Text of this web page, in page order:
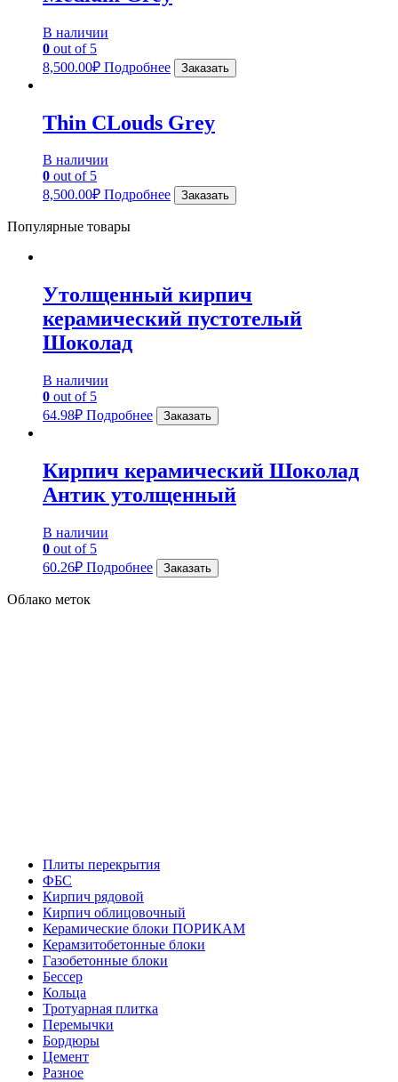
В наличии
0 out of 5
8,500.00₽ Подробнее Заказать
Thin CLouds Grey
В наличии
0 out of 5
8,500.00₽ Подробнее Заказать
Популярные товары
Утолщенный кирпич
керамический пустотелый
Шоколад
В наличии
0 out of 5
64.98₽ Подробнее Заказать
Кирпич керамический Шоколад
Антик утолщенный
В наличии
0 out of 5
60.26₽ Подробнее Заказать
Облако меток
Плиты перекрытия
ФБС
Кирпич рядовой
Кирпич облицовочный
Керамические блоки ПОРИКАМ
Керамзитобетонные блоки
Газобетонные блоки
Бессер
Кольца
Тротуарная плитка
Перемычки
Бордюры
Цемент
Разное